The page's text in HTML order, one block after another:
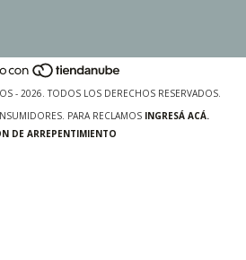
- 2026. TODOS LOS DERECHOS RESERVADOS.
PARA RECLAMOS INGRESÁ ACÁ.
DE ARREPENTIMIENTO